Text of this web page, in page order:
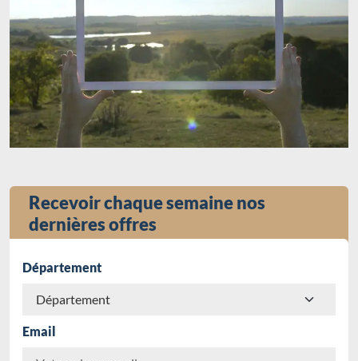
Recevoir chaque semaine nos
dernières offres
Département
Email